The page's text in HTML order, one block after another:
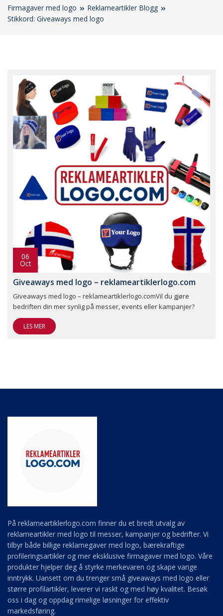
Firmagaver med logo
Reklameartikler Blogg
Stikkord: Giveaways med logo
06
Oct
Giveaways med logo – reklameartiklerlogo.com
Giveaways med logo – reklameartiklerlogo.comVil du gjøre
bedriften din mer synlig på messer, events eller kampanjer?
LES MER
På reklameartiklerlogo.com finner du et bredt utvalg av
reklameartikler med logo til messer, kampanjer og bedrifter. Vi
tilbyr både billige reklamegaver med logo, bærekraftige
profileringsartikler og mer eksklusive firmagaver med logo. Våre
produkter hjelper deg å styrke merkevaren og skape varige
inntrykk. Uansett om du trenger små giveaways med logo eller
større profilartikler, leverer vi raskt og med høy kvalitet. Besøk
oss i dag og oppdag rimelige løsninger for effektiv
markedsføring.